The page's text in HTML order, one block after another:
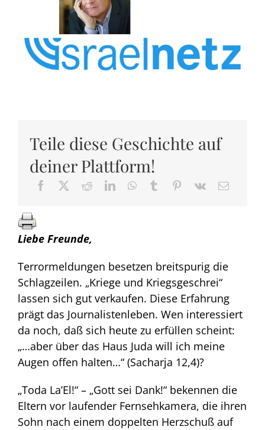
Teile diese Geschichte auf
deiner Plattform!
Liebe Freunde,
Terrormeldungen besetzen breitspurig die
Schlagzeilen. „Kriege und Kriegsgeschrei“
lassen sich gut verkaufen. Diese Erfahrung
prägt das Journalistenleben. Wen interessiert
da noch, daß sich heute zu erfüllen scheint:
„…aber über das Haus Juda will ich meine
Augen offen halten…“ (Sacharja 12,4)?
„Toda La’El!“ – „Gott sei Dank!“ bekennen die
Eltern vor laufender Fernsehkamera, die ihren
Sohn nach einem doppelten Herzschuß auf